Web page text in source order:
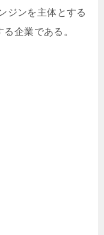
ジンを主体とする
企業である。